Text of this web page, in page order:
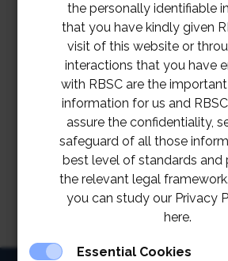
Job Vacancy Announcement –
December – 2022 ประกาศรับสมัคร
ราชกรีฑาสโมสร โปโลคลับ เดือนธันว
RBSC POLO CLUB JOB
DECEMBER 2022
Download
the personally identifiable
that you have kindly given
visit of this website or
interactions that you have
with RBSC are the
information for us and
assure the confidentiality,
safeguard of all those
best level of standards and
the relevant legal
you can study our Privacy
here.
Essential Cookies